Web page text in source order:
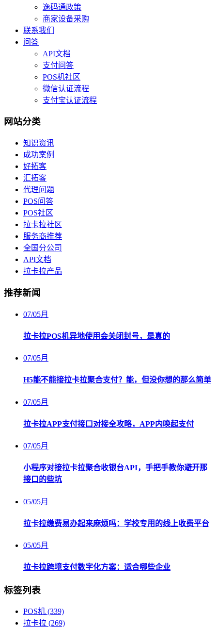
逸码通政策
商家设备采购
联系我们
问答
API文档
支付问答
POS机社区
微信认证流程
支付宝认证流程
网站分类
知识资讯
成功案例
好拓客
汇拓客
代理问题
POS问答
POS社区
拉卡拉社区
服务商推荐
全国分公司
API文档
拉卡拉产品
推荐新闻
07/05月
拉卡拉POS机异地使用会关闭封号，是真的
07/05月
H5能不能接拉卡拉聚合支付？能，但没你想的那么简单
07/05月
拉卡拉APP支付接口对接全攻略，APP内唤起支付
07/05月
小程序对接拉卡拉聚合收银台API，手把手教你避开那
接口的些坑
05/05月
拉卡拉缴费易办起来麻烦吗：学校专用的线上收费平台
05/05月
拉卡拉跨境支付数字化方案：适合哪些企业
标签列表
POS机 (339)
拉卡拉 (269)